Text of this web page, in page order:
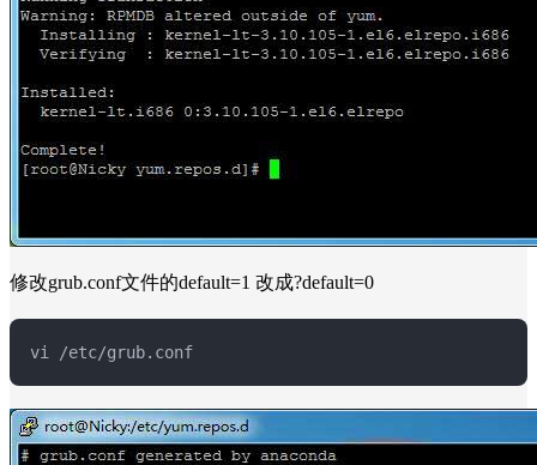
修改grub.conf文件的default=1 改成?default=0
vi /etc/grub.conf